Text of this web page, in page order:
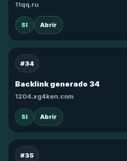
11qq.ru
SI Abrir
#34
Backlink generado 34
1204.xg4ken.com
SI Abrir
#35